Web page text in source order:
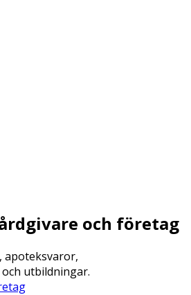
och företag
apoteksvaror,
utbildningar.